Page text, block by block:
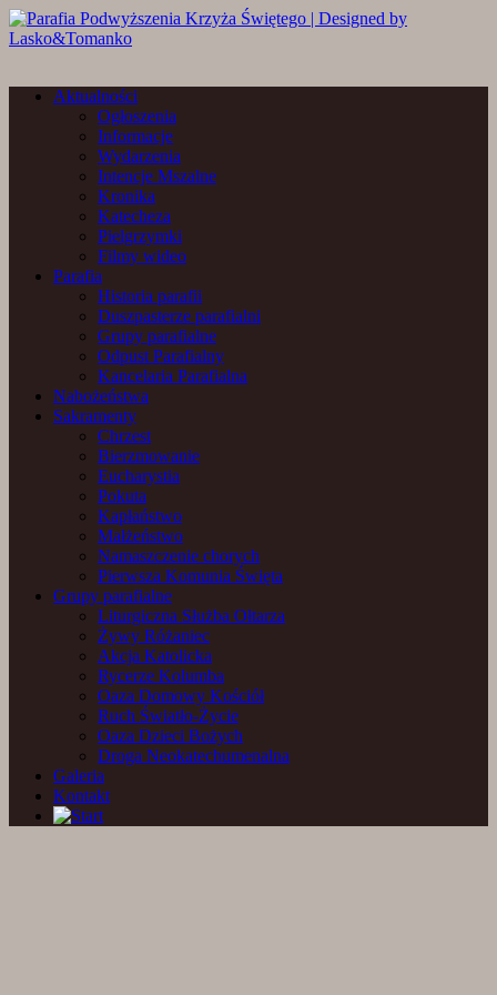
Aktualności
Ogłoszenia
Informacje
Wydarzenia
Intencje Mszalne
Kronika
Katecheza
Pielgrzymki
Filmy wideo
Parafia
Historia parafii
Duszpasterze parafialni
Grupy parafialne
Odpust Parafialny
Kancelaria Parafialna
Nabożeństwa
Sakramenty
Chrzest
Bierzmowanie
Eucharystia
Pokuta
Kapłaństwo
Małżeństwo
Namaszczenie chorych
Pierwsza Komunia Święta
Grupy parafialne
Liturgiczna Służba Ołtarza
Żywy Różaniec
Akcja Katolicka
Rycerze Kolumba
Oaza Domowy Kościół
Ruch Światło-Życie
Oaza Dzieci Bożych
Droga Neokatechumenalna
Galeria
Kontakt